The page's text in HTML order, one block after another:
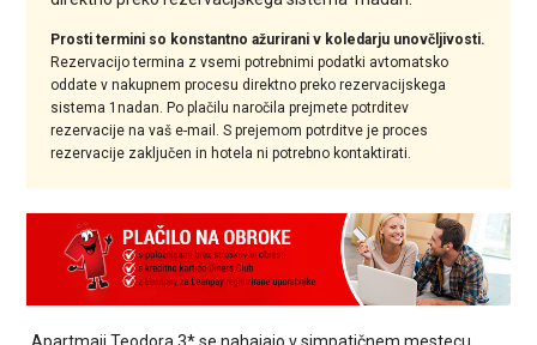
Prosti termini so konstantno ažurirani v koledarju unovčljivosti.
Rezervacijo termina z vsemi potrebnimi podatki avtomatsko
oddate v nakupnem procesu direktno preko rezervacijskega
sistema 1nadan. Po plačilu naročila prejmete potrditev
rezervacije na vaš e-mail. S prejemom potrditve je proces
rezervacije zaključen in hotela ni potrebno kontaktirati.